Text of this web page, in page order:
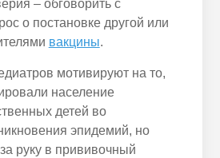
– обговорить с
о постановке другой или
вакцины.
мотивируют на то,
население
детей во
эпидемий, но
руку в прививочный